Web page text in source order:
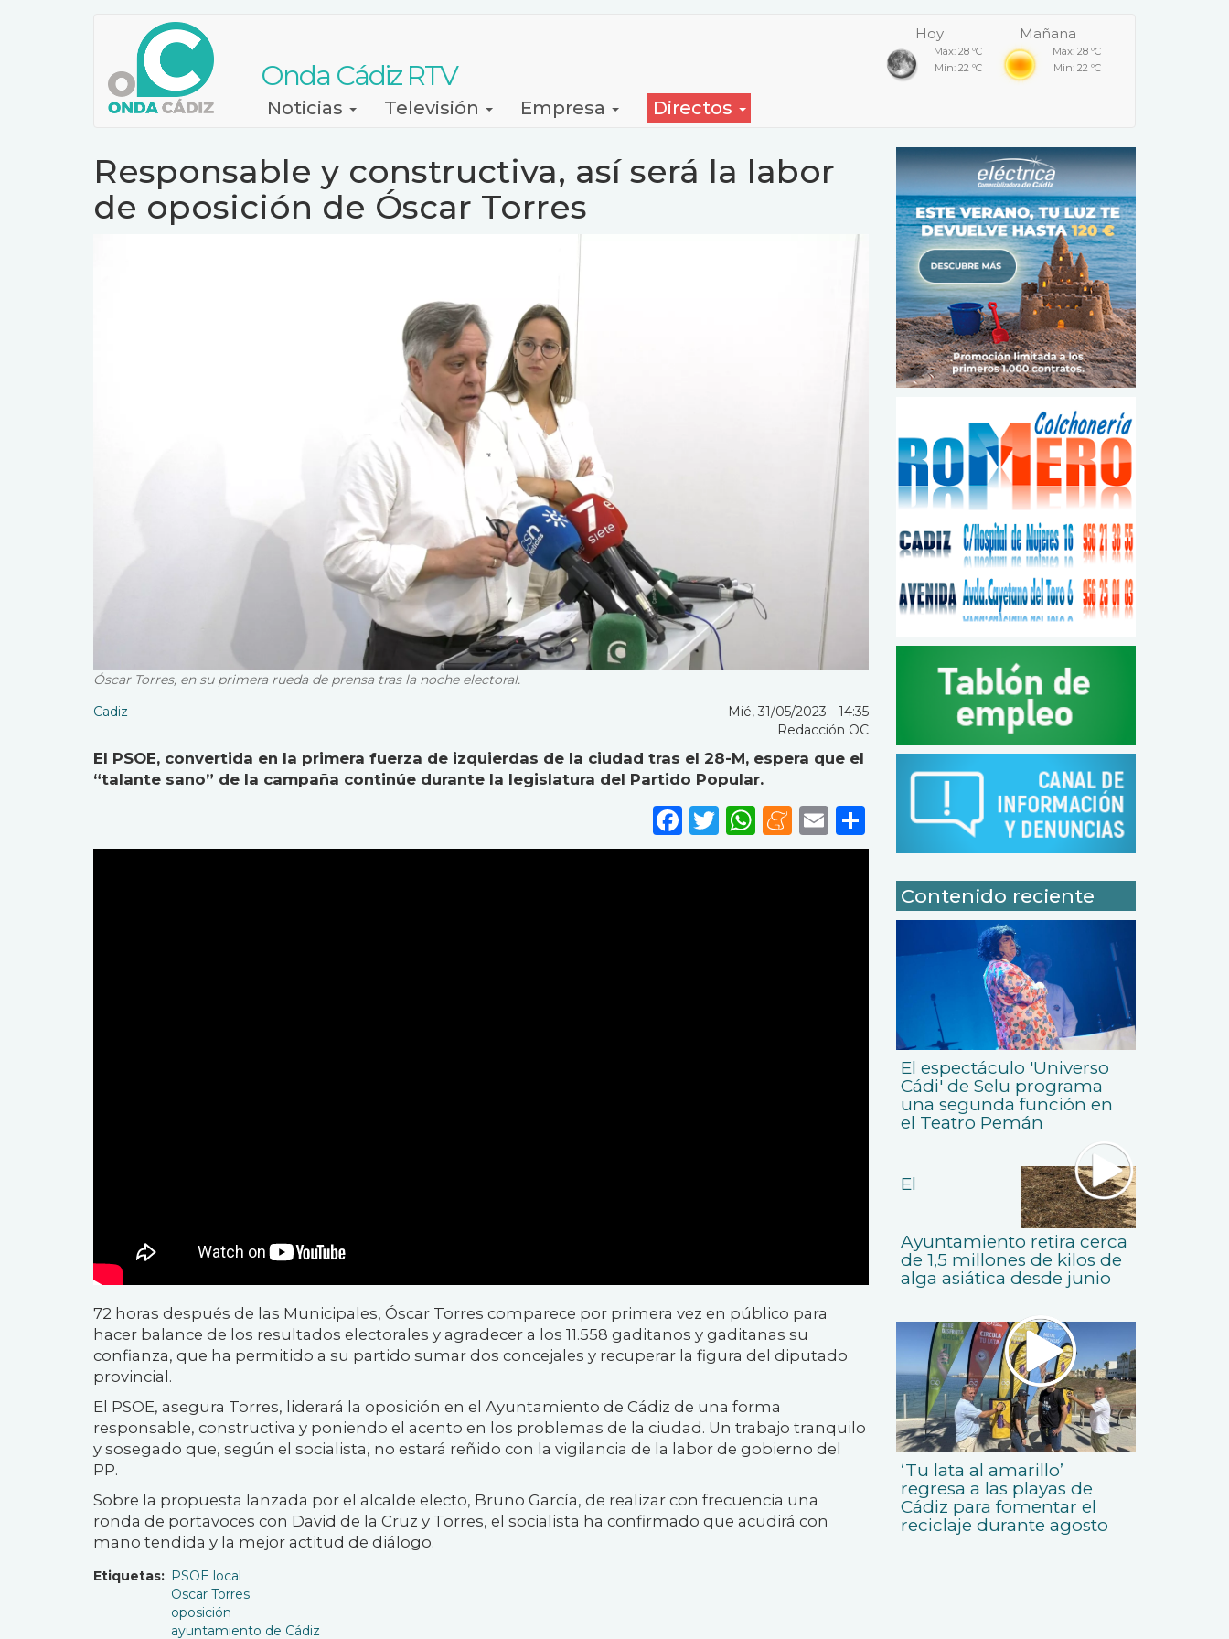
Onda Cádiz RTV
Hoy
Máx: 28 ºC
Min: 22 ºC
Mañana
Máx: 28 ºC
Min: 22 ºC
NavegaciónNoticias Televisión Empresa Directos
Responsable y constructiva, así será la labor
de oposición de Óscar Torres
Óscar Torres, en su primera rueda de prensa tras la noche electoral.
Cadiz
Mié, 31/05/2023 - 14:35
Redacción OC
El PSOE, convertida en la primera fuerza de izquierdas de la ciudad tras el 28-M, espera que el
“talante sano” de la campaña continúe durante la legislatura del Partido Popular.
Facebook
Twitter
WhatsApp
Meneame
Email
Share
72 horas después de las Municipales, Óscar Torres comparece por primera vez en público para
hacer balance de los resultados electorales y agradecer a los 11.558 gaditanos y gaditanas su
confianza, que ha permitido a su partido sumar dos concejales y recuperar la figura del diputado
provincial.
El PSOE, asegura Torres, liderará la oposición en el Ayuntamiento de Cádiz de una forma
responsable, constructiva y poniendo el acento en los problemas de la ciudad. Un trabajo tranquilo
y sosegado que, según el socialista, no estará reñido con la vigilancia de la labor de gobierno del
PP.
Sobre la propuesta lanzada por el alcalde electo, Bruno García, de realizar con frecuencia una
ronda de portavoces con David de la Cruz y Torres, el socialista ha confirmado que acudirá con
mano tendida y la mejor actitud de diálogo.
Etiquetas
PSOE local
Oscar Torres
oposición
ayuntamiento de Cádiz
Contenido reciente
El espectáculo 'Universo
Cádi' de Selu programa
una segunda función en
el Teatro Pemán
El
Ayuntamiento retira cerca
de 1,5 millones de kilos de
alga asiática desde junio
‘Tu lata al amarillo’
regresa a las playas de
Cádiz para fomentar el
reciclaje durante agosto